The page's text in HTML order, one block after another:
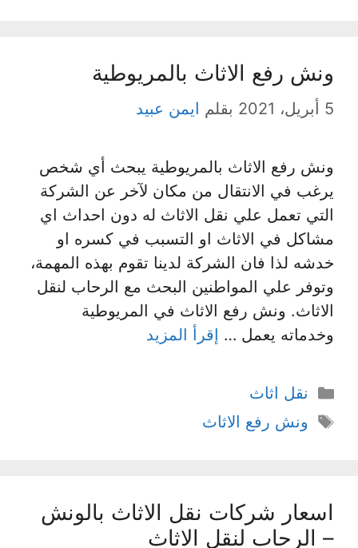
ونش رفع الاثاث بالمريوطية
5 أبريل، 2021 بقلم ايمن عبيد
ونش رفع الاثاث بالمريوطية يبحث أي شخص
يرغب في الانتقال من مكان لآخر عن الشركة
التي تعمل علي نقل الاثاث له دون احداث اي
مشاكل في الاثاث او التسبب في كسره او
خدشه لذا فان الشركة لدينا تقوم بهذه المهمة،
وتوفر علي المواطنين البحث مع الرحاب لنقل
الاثاث. ونش رفع الاثاث في المريوطية
وخدماته يعمل … إقرأ المزيد
التصنيفات
نقل اثاث
الوسوم
ونش رفع الاثاث
اسعار شركات نقل الاثاث بالونش
– الرحاب لنقل الاثاث